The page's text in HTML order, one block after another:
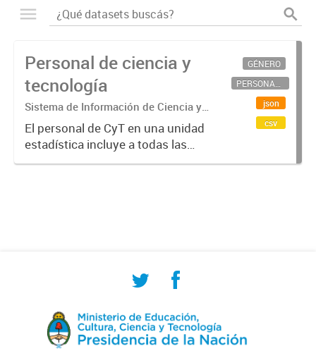
Personal de ciencia y
tecnología
Sistema de Información de Ciencia y
Tecnología Argentino (SICYTAR)
El personal de CyT en una unidad
estadística incluye a todas las
personas involucradas
GÉNERO
PERSONAL CIENTÍFICO-TECNOLÓGICO
json
csv